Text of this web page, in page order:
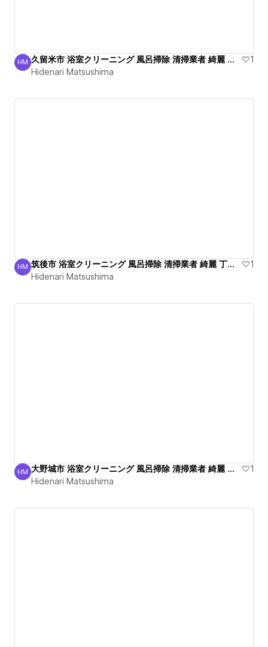
Hidenari Matsushima
HM 久留米市 浴室クリーニング 風呂掃除 清掃業者 綺麗 丁寧
1
Hidenari Matsushima
Hidenari Matsushima
HM 筑後市 浴室クリーニング 風呂掃除 清掃業者 綺麗 丁寧！
1
Hidenari Matsushima
Hidenari Matsushima
HM 大野城市 浴室クリーニング 風呂掃除 清掃業者 綺麗 出張
1
Hidenari Matsushima